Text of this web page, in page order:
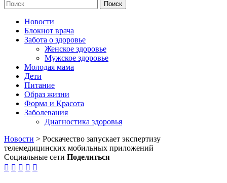
Новости
Блокнот врача
Забота о здоровье
Женское здоровье
Мужское здоровье
Молодая мама
Дети
Питание
Образ жизни
Форма и Красота
Заболевания
Диагностика здоровья
Новости > Роскачество запускает экспертизу
телемедицинских мобильных приложений
Социальные сети Поделиться
    